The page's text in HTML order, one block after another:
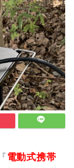
電動式携帯